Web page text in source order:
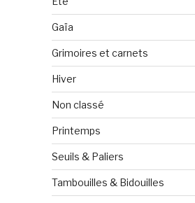
Gaïa
Grimoires et carnets
Hiver
Non classé
Printemps
Seuils & Paliers
Tambouilles & Bidouilles